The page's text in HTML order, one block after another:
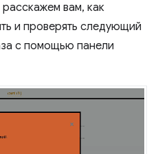
вам, как
и проверять следующий
с помощью панели